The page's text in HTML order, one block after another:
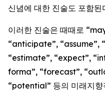
신념에 대한 진술도 포함된
이러한 진술은 때때로
“anticipate”, “assume”,
“estimate”, “expect”,
forma”, “forecast”,
“potential” 등의 미래지향